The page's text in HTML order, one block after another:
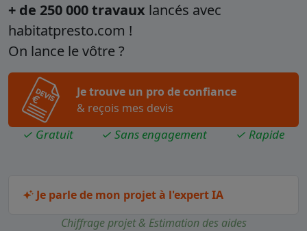
+ de 250 000 travaux lancés avec
habitatpresto.com !
On lance le vôtre ?
Je trouve un pro de confiance
& reçois mes devis
✓ Gratuit ✓ Sans engagement ✓ Rapide
Je parle de mon projet à l'expert IA
Chiffrage projet & Estimation des aides